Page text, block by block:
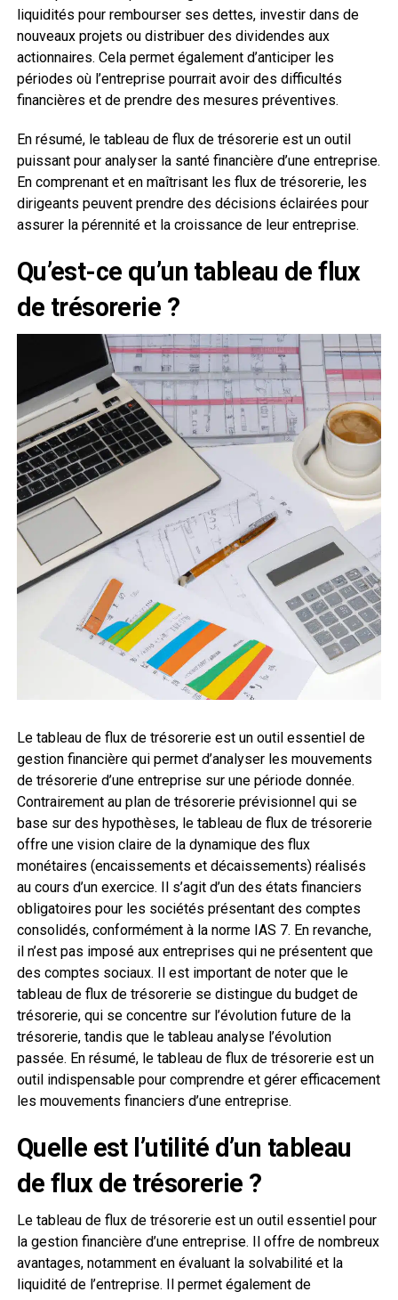
liquidités pour rembourser ses dettes, investir dans de
nouveaux projets ou distribuer des dividendes aux
actionnaires. Cela permet également d’anticiper les
périodes où l’entreprise pourrait avoir des difficultés
financières et de prendre des mesures préventives.
En résumé, le tableau de flux de trésorerie est un outil
puissant pour analyser la santé financière d’une entreprise.
En comprenant et en maîtrisant les flux de trésorerie, les
dirigeants peuvent prendre des décisions éclairées pour
assurer la pérennité et la croissance de leur entreprise.
Qu’est-ce qu’un tableau de flux
de trésorerie ?
Le tableau de flux de trésorerie est un outil essentiel de
gestion financière qui permet d’analyser les mouvements
de trésorerie d’une entreprise sur une période donnée.
Contrairement au plan de trésorerie prévisionnel qui se
base sur des hypothèses, le tableau de flux de trésorerie
offre une vision claire de la dynamique des flux
monétaires (encaissements et décaissements) réalisés
au cours d’un exercice. Il s’agit d’un des états financiers
obligatoires pour les sociétés présentant des comptes
consolidés, conformément à la norme IAS 7. En revanche,
il n’est pas imposé aux entreprises qui ne présentent que
des comptes sociaux. Il est important de noter que le
tableau de flux de trésorerie se distingue du budget de
trésorerie, qui se concentre sur l’évolution future de la
trésorerie, tandis que le tableau analyse l’évolution
passée. En résumé, le tableau de flux de trésorerie est un
outil indispensable pour comprendre et gérer efficacement
les mouvements financiers d’une entreprise.
Quelle est l’utilité d’un tableau
de flux de trésorerie ?
Le tableau de flux de trésorerie est un outil essentiel pour
la gestion financière d’une entreprise. Il offre de nombreux
avantages, notamment en évaluant la solvabilité et la
liquidité de l’entreprise. Il permet également de